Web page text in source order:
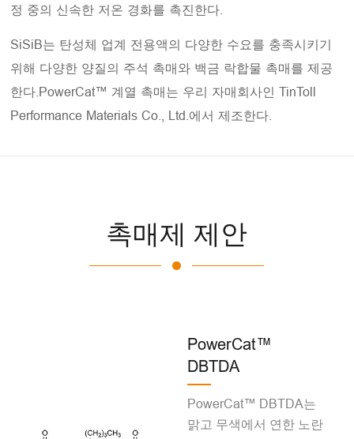
정 중의 신속한 저온 경화를 촉진한다.
SiSiB는 탄성체 업계 전용액의 다양한 수요를 충족시키기
위해 다양한 양질의 주석 촉매와 백금 락합물 촉매를 제공
한다.PowerCat™ 계열 촉매는 우리 자매회사인 TinToll
Performance Materials Co., Ltd.에서 제조한다.
촉매제 제안
PowerCat™
DBTDA
PowerCat™ DBTDA는
맑고 무색에서 연한 노란